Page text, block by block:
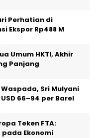
Perhatian di
Ekspor Rp488 M
Umum HKTI, Akhir
Panjang
Sri Mulyani
66–94 per Barel
Teken FTA:
Ekonomi